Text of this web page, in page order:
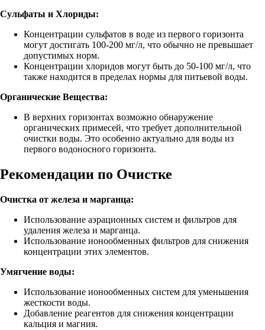
Сульфаты и Хлориды:
Концентрации сульфатов в воде из первого горизонта
могут достигать 100-200 мг/л, что обычно не превышает
допустимых норм.
Концентрации хлоридов могут быть до 50-100 мг/л, что
также находится в пределах нормы для питьевой воды.
Органические Вещества:
В верхних горизонтах возможно обнаружение
органических примесей, что требует дополнительной
очистки воды. Это особенно актуально для воды из
первого водоносного горизонта.
Рекомендации по Очистке
Очистка от железа и марганца:
Использование аэрационных систем и фильтров для
удаления железа и марганца.
Использование ионообменных фильтров для снижения
концентрации этих элементов.
Умягчение воды:
Использование ионообменных систем для уменьшения
жесткости воды.
Добавление реагентов для снижения концентрации
кальция и магния.